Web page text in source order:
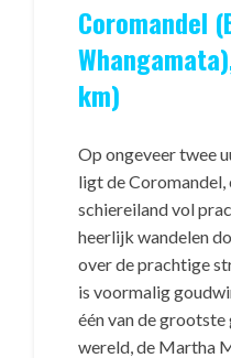
Coromandel
km)
Op ongeveer twee
ligt de Coromandel,
schiereiland vol
heerlijk wandelen
over de prachtige
is voormalig
één van de
wereld, de Martha